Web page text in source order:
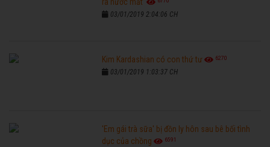
ra nước mắt'
03/01/2019 2:04:06 CH
Kim Kardashian có con thứ tư 6270
03/01/2019 1:03:37 CH
'Em gái trà sữa' bị đồn ly hôn sau bê bối tình
dục của chồng
6591